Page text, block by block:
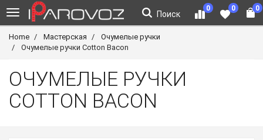
Поиск
0 0 0
Home Мастерская
Очумелые ручки
Очумелые ручки Cotton Bacon
ОЧУМЕЛЫЕ РУЧКИ
COTTON BACON